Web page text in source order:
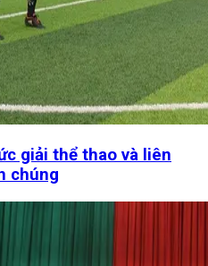
giải thể thao và liên
chúng